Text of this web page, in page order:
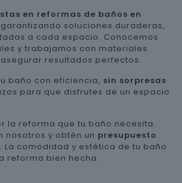
en reformas de baños en
garantizando soluciones duraderas,
a cada espacio. Conocemos
y trabajamos con materiales
resultados perfectos.
baño con eficiencia, sin sorpresas
para que disfrutes de un espacio
la reforma que tu baño necesita.
nosotros y obtén un presupuesto
. La comodidad y estética de tu baño
reforma bien hecha.